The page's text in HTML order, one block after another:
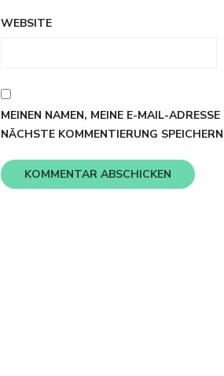
WEBSITE
MEINEN NAMEN, MEINE E-MAIL-
NÄCHSTE KOMMENTIERUNG